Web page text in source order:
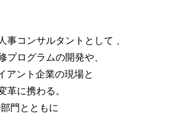
コンサルタントとして 、
ログラムの開発や、
アント企業の現場と
革に携わる。
門とともに